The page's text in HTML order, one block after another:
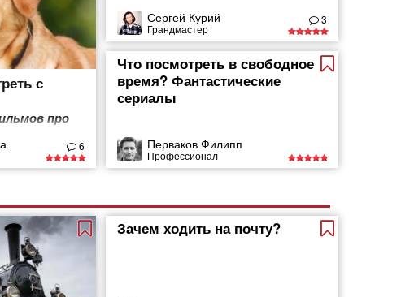
с
про
6
Сергей Курий
Грандмастер
3
Что посмотреть в свободное
время? Фантастические
сериалы
Перваков Филипп
Профессионал
Зачем ходить на почту?